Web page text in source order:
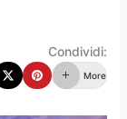
Condividi:
More